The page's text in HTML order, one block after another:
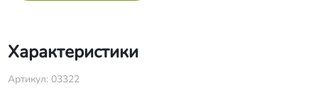
Характеристики
Артикул: 03322